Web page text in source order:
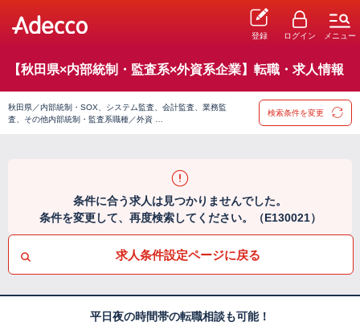
登録 ログイン メニュー
【秋田県×内部統制・監査系×外資系企業】転職・求人情報
秋田県／内部統制・SOX、システム監査、会計監査、業務監
査、その他内部統制・監査系職種／外資 …
検索条件を変更
条件に合う求人は見つかりませんでした。
条件を変更して、再度検索してください。（E130021）
求人条件設定ページに戻る
平日夜の時間帯の転職相談も可能！